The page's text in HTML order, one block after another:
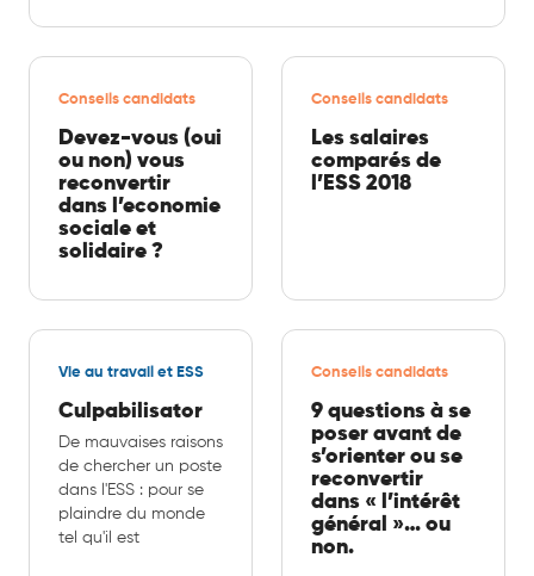
Conseils candidats
Devez-vous (oui
ou non) vous
reconvertir
dans l’economie
sociale et
solidaire ?
Conseils candidats
Les salaires
comparés de
l’ESS 2018
Vie au travail et ESS
Culpabilisator
De mauvaises raisons
de chercher un poste
dans l'ESS : pour se
plaindre du monde
tel qu'il est
Conseils candidats
9 questions à se
poser avant de
s’orienter ou se
reconvertir
dans « l’intérêt
général »… ou
non.